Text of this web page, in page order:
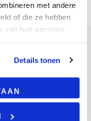
met andere
of die ze hebben
van hun services.
Details tonen